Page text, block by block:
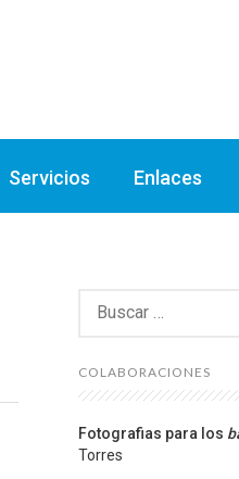
Servicios Enlaces
COLABORACIONES
Fotografias para los
Torres